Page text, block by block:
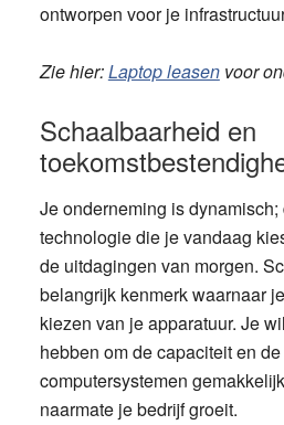
ontworpen voor je
Zie hier:Laptop leasenvoor
Schaalbaarheid en
Je onderneming is
technologie die je vandaag
de uitdagingen van morgen.
belangrijk kenmerk waarnaar
kiezen van je apparatuur. Je
hebben om de capaciteit en
computersystemen
naarmate je bedrijf groeit.